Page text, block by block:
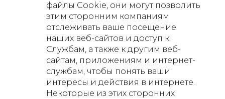
файлы Cookie, они могут позволить
этим сторонним компаниям
отслеживать ваше посещение
наших веб-сайтов и доступ к
Службам, а также к другим веб-
сайтам, приложениям и интернет-
службам, чтобы понять ваши
интересы и действия в интернете.
Некоторые из этих сторонних